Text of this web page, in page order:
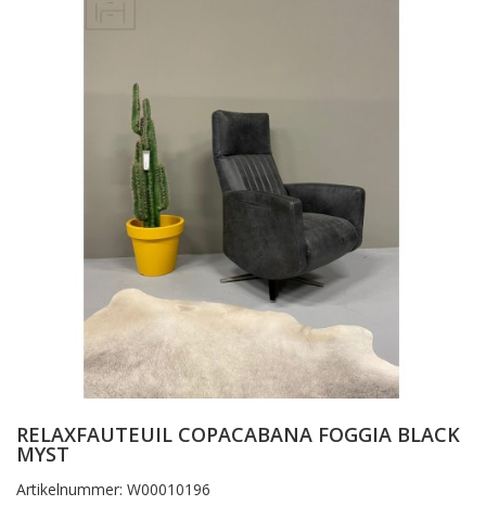
RELAXFAUTEUIL COPACABANA FOGGIA BLACK
MYST
Artikelnummer: W00010196